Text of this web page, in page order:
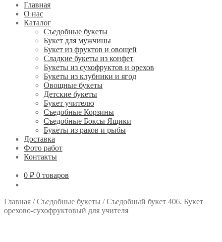
Главная
О нас
Каталог
Съедобные букеты
Букет для мужчины
Букет из фруктов и овощей
Сладкие букеты из конфет
Букеты из сухофруктов и орехов
Букеты из клубники и ягод
Овощные букеты
Детские букеты
Букет учителю
Съедобные Корзины
Съедобные Боксы Ящики
Букеты из раков и рыбы
Доставка
Фото работ
Контакты
0 ₽ 0 товаров
Главная /Съедобные букеты /Съедобный букет 406. Букет
орехово-сухофруктовый для учителя